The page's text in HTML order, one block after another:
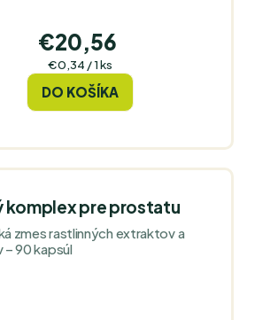
€20,56
Jednotková
€0,34 / 1 ks
DO KOŠÍKA
komplex pre prostatu
zmes rastlinných extraktov a
– 90 kapsúl